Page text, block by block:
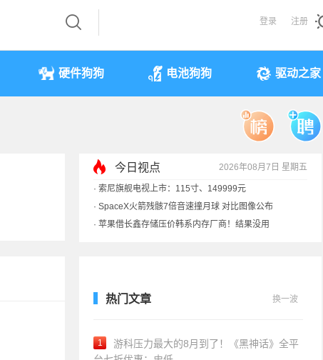
登录 注册
硬件狗狗 电池狗狗 驱动之家
今日视点 2026年08月7日 星期五
· 索尼旗舰电视上市：115寸、149999元
· SpaceX火箭残骸7倍音速撞月球 对比图像公布
· 苹果借长鑫存储压价韩系内存厂商！结果没用
热门文章 换一波
1
游科压力最大的8月到了！《黑神话》全平